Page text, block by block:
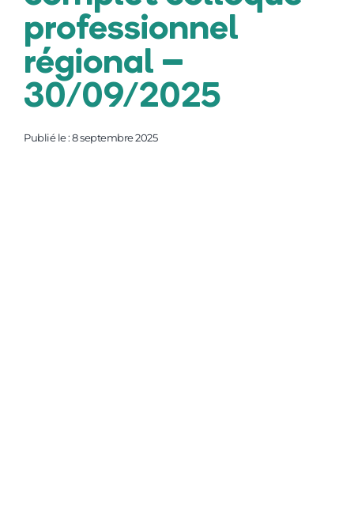
professionnel
régional –
30/09/2025
Publié le : 8 septembre 2025